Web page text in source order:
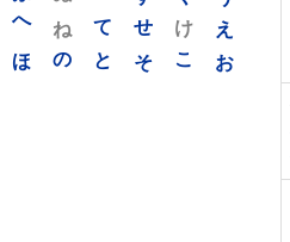
え
お
け
こ
せ
そ
て
と
ね
の
へ
ほ